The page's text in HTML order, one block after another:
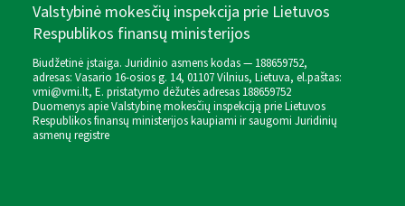
Valstybinė mokesčių inspekcija prie Lietuvos
Respublikos finansų ministerijos
Biudžetinė įstaiga. Juridinio asmens kodas — 188659752,
adresas: Vasario 16-osios g. 14, 01107 Vilnius, Lietuva, el.paštas:
vmi@vmi.lt, E. pristatymo dėžutės adresas 188659752
Duomenys apie Valstybinę mokesčių inspekciją prie Lietuvos
Respublikos finansų ministerijos kaupiami ir saugomi Juridinių
asmenų registre